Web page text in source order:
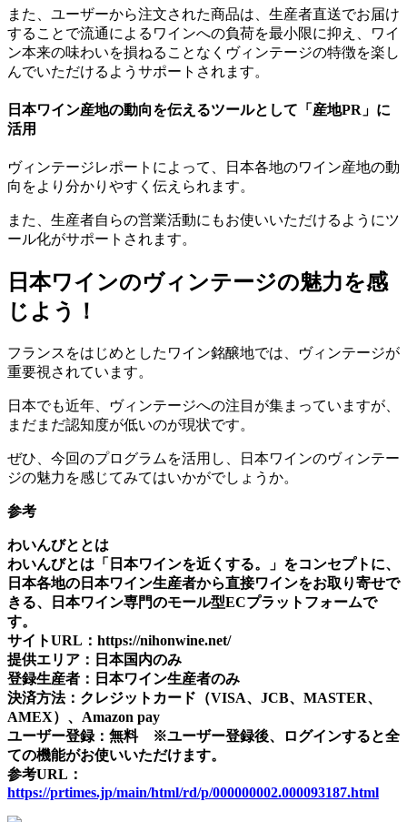
また、ユーザーから注文された商品は、生産者直送でお届け
することで流通によるワインへの負荷を最小限に抑え、ワイ
ン本来の味わいを損ねることなくヴィンテージの特徴を楽し
んでいただけるようサポートされます。
日本ワイン産地の動向を伝えるツールとして「産地PR」に
活用
ヴィンテージレポートによって、日本各地のワイン産地の動
向をより分かりやすく伝えられます。
また、生産者自らの営業活動にもお使いいただけるようにツ
ール化がサポートされます。
日本ワインのヴィンテージの魅力を感
じよう！
フランスをはじめとしたワイン銘醸地では、ヴィンテージが
重要視されています。
日本でも近年、ヴィンテージへの注目が集まっていますが、
まだまだ認知度が低いのが現状です。
ぜひ、今回のプログラムを活用し、日本ワインのヴィンテー
ジの魅力を感じてみてはいかがでしょうか。
参考
わいんびととは
わいんびとは「日本ワインを近くする。」をコンセプトに、
日本各地の日本ワイン生産者から直接ワインをお取り寄せで
きる、日本ワイン専門のモール型ECプラットフォームで
す。
サイトURL：https://nihonwine.net/
提供エリア：日本国内のみ
​登録生産者：日本ワイン生産者のみ
決済方法：クレジットカード（VISA、JCB、MASTER、
AMEX）、Amazon pay
ユーザー登録：無料 ※ユーザー登録後、ログインすると全
ての機能がお使いいただけます。
参考URL：
https://prtimes.jp/main/html/rd/p/000000002.000093187.html